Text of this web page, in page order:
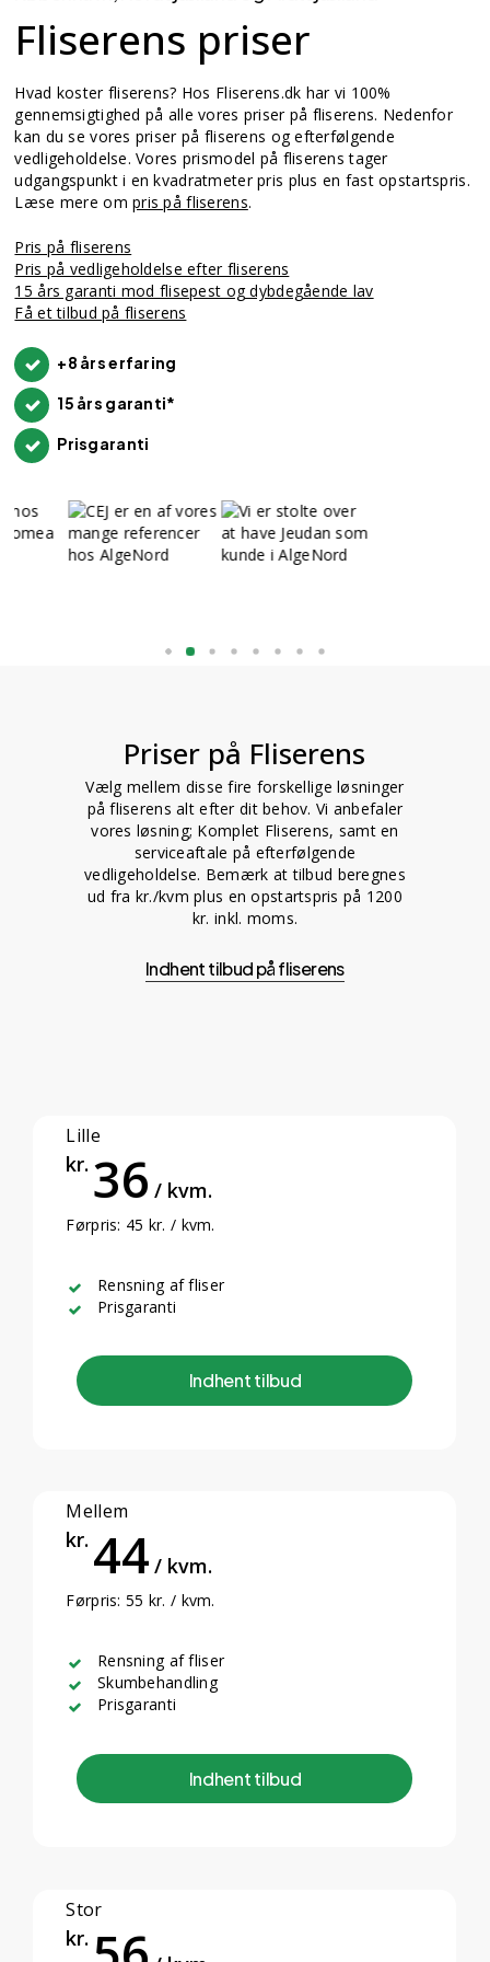
Fliserens priser
Hvad koster fliserens? Hos Fliserens.dk har vi 100%
gennemsigtighed på alle vores priser på fliserens. Nedenfor
kan du se vores priser på fliserens og efterfølgende
vedligeholdelse. Vores prismodel på fliserens tager
udgangspunkt i en kvadratmeter pris plus en fast opstartspris.
Læse mere ompris på fliserens.
Pris på fliserens
Pris på vedligeholdelse efter fliserens
15 års garanti mod flisepest og dybdegående lav
Få et tilbud på fliserens
+8 års erfaring
15 års garanti*
Prisgaranti
Priser på Fliserens
Vælg mellem disse fire forskellige løsninger
på fliserens alt efter dit behov. Vi anbefaler
vores løsning; Komplet Fliserens, samt en
serviceaftale på efterfølgende
vedligeholdelse. Bemærk at tilbud beregnes
ud fra kr./kvm plus en opstartspris på 1200
kr. inkl. moms.
Indhent tilbud på fliserens
Lille
kr. 36 / kvm.
Førpris: 45 kr. / kvm.
Rensning af fliser
Prisgaranti
Indhenttilbud
Mellem
kr. 44 / kvm.
Førpris: 55 kr. / kvm.
Rensning af fliser
Skumbehandling
Prisgaranti
Indhenttilbud
Stor
kr.